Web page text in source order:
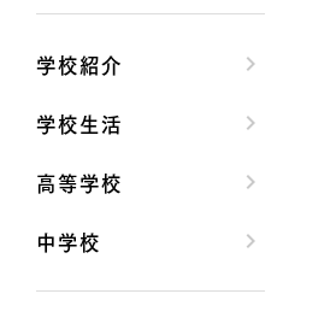
学校紹介
学校生活
高等学校
中学校